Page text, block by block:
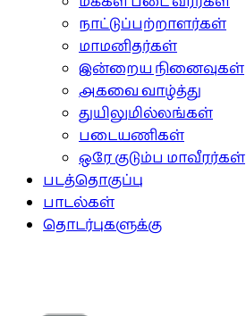
நாட்டுப்பற்றாளர்கள்
மாமனிதர்கள்
இன்றைய நினைவுகள்
அகவை வாழ்த்து
துயிலுமில்லங்கள்
படையணிகள்
ஒரே குடும்ப மாவீரர்கள்
படத்தொகுப்பு
பாடல்கள்
தொடர்புகளுக்கு